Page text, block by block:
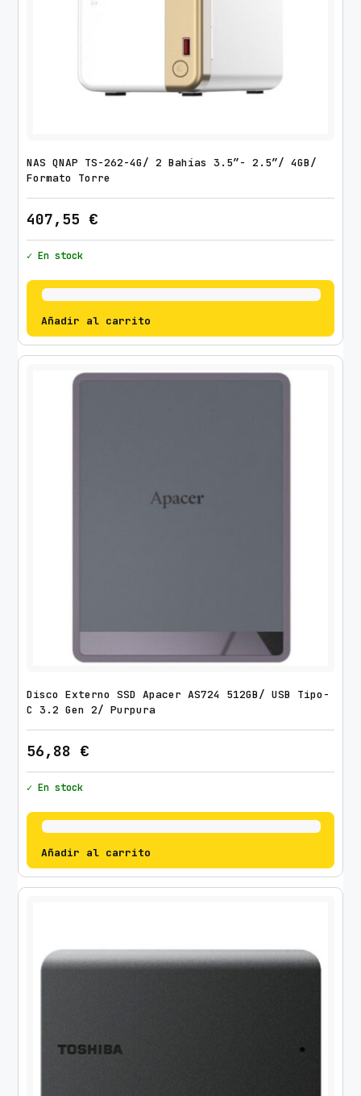
NAS QNAP TS-262-4G/ 2 Bahías 3.5″- 2.5″/ 4GB/
Formato Torre
407,55 €
✓ En stock
Añadir al carrito
Disco Externo SSD Apacer AS724 512GB/ USB Tipo-
C 3.2 Gen 2/ Purpura
56,88 €
✓ En stock
Añadir al carrito